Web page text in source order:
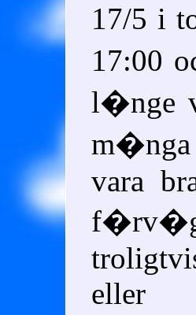
17/5 i
17:00
l�nge
m�nga
vara
f�rv�g